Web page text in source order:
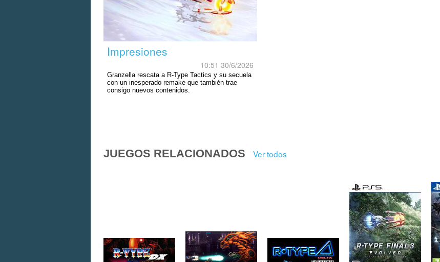
Impresiones
10:51 30/6/2026
Granzella rescata a R-Type Tactics y su secuela
con un inesperado remake que también trae
consigo nuevos contenidos.
JUEGOS RELACIONADOS Ver todos